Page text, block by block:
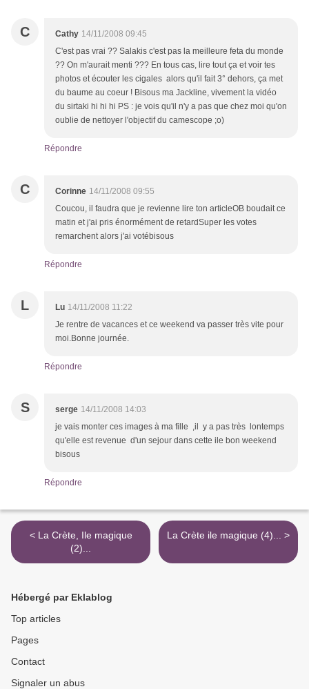
C Cathy 14/11/2008 09:45
C'est pas vrai ?? Salakis c'est pas la meilleure feta du monde
?? On m'aurait menti ??? En tous cas, lire tout ça et voir tes
photos et écouter les cigales alors qu'il fait 3° dehors, ça met
du baume au coeur ! Bisous ma Jackline, vivement la vidéo
du sirtaki hi hi hi PS : je vois qu'il n'y a pas que chez moi qu'on
oublie de nettoyer l'objectif du camescope ;o)
Répondre
C Corinne 14/11/2008 09:55
Coucou, il faudra que je revienne lire ton articleOB boudait ce
matin et j'ai pris énormément de retardSuper les votes
remarchent alors j'ai votébisous
Répondre
L Lu 14/11/2008 11:22
Je rentre de vacances et ce weekend va passer très vite pour
moi.Bonne journée.
Répondre
S serge 14/11/2008 14:03
je vais monter ces images à ma fille ,il y a pas très lontemps
qu'elle est revenue d'un sejour dans cette ile bon weekend
bisous
Répondre
< La Crète, Ile magique
(2)...
La Crète ile magique (4)... >
Hébergé par Eklablog
Top articles
Pages
Contact
Signaler un abus